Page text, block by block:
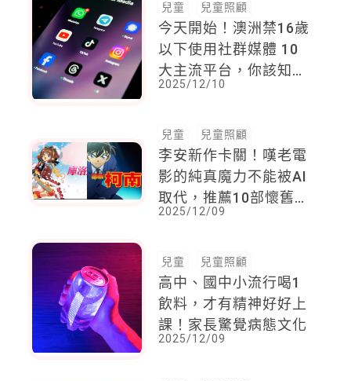
兒童 兒童照顧
今天開始！澳洲禁16歲
以下使用社群媒體 10
大主流平台，你該知道
社群媒體對兒童與青少
2025/12/10
兒童 兒童照顧
李安新作卡關！嘆老電
影的純真魔力不能被AI
取代，推薦10部懷舊動
畫，重新吸引當代孩子
2025/12/09
兒童 兒童照顧
高中、國中小流行喝1
飲料，才有精神好好上
課！家長驚覺病態文化
2025/12/09